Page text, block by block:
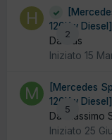
2
120Kw
Da Has
Iniziato 15
5
[Mercedes
120Kw
Da Massimo
Iniziato 25